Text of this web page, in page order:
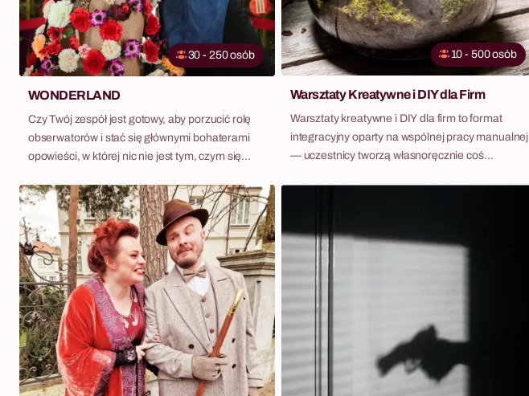
30 - 250 osób
WONDERLAND
Czy Twój zespół jest gotowy, aby porzucić rolę
obserwatorów i stać się głównymi bohaterami
opowieści, w której nic nie jest tym, czym się
niezwykłego widowiska z pogranicza teatru i gry,
inspirowanego surrealistycznym światem „Alicji
w Krainie Czarów”. To nie jest kolejna impreza
tematyczna. To interaktywna przygoda, w której
wskazówki przybliżają do wygranej, a każda
decyzja może zmienić bieg wydarzeń. Zanurzcie
się w świecie pełnym zagadek, zjawiskowych
pokazów artystycznych i postaci, które na długo
pozostaną w Waszej pamięci.
10 - 500 osób
Warsztaty Kreatywne i DIY dla Firm
Warsztaty kreatywne i DIY dla firm to format
integracyjny oparty na wspólnej pracy manualnej
— uczestnicy tworzą własnoręcznie coś
dedykowanych kategorii warsztatów dla firm —
każda z własnym charakterem i grupą docelową.
Od florystycznych warsztatów w klimacie slow
life, przez tworzenie świec i naturalnych
kosmetyków, po tradycyjne rękodzieło i działania
mobilna pracownia — przywozimy wszystkie
materiały i instruktorów do wskazanego hotelu,
biura lub sali konferencyjnej w całej Polsce.